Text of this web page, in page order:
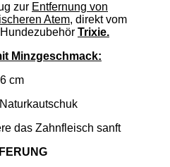
zur Entfernung von
Atem, direkt vom
Trixie.
Minzgeschmack:
cm
das Zahnfleisch sanft